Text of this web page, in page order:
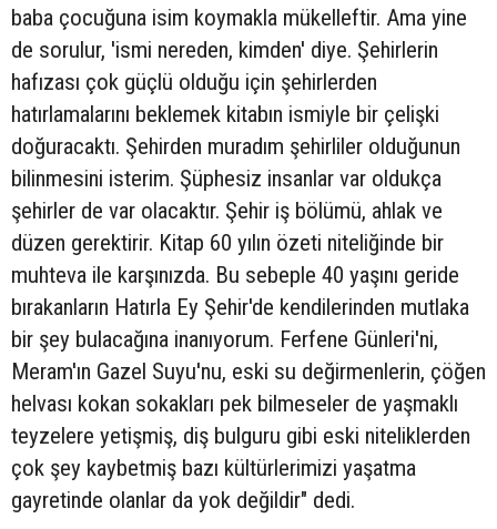
baba çocuğuna isim koymakla mükelleftir. Ama yine
de sorulur, 'ismi nereden, kimden' diye. Şehirlerin
hafızası çok güçlü olduğu için şehirlerden
hatırlamalarını beklemek kitabın ismiyle bir çelişki
doğuracaktı. Şehirden muradım şehirliler olduğunun
bilinmesini isterim. Şüphesiz insanlar var oldukça
şehirler de var olacaktır. Şehir iş bölümü, ahlak ve
düzen gerektirir. Kitap 60 yılın özeti niteliğinde bir
muhteva ile karşınızda. Bu sebeple 40 yaşını geride
bırakanların Hatırla Ey Şehir'de kendilerinden mutlaka
bir şey bulacağına inanıyorum. Ferfene Günleri'ni,
Meram'ın Gazel Suyu'nu, eski su değirmenlerin, çöğen
helvası kokan sokakları pek bilmeseler de yaşmaklı
teyzelere yetişmiş, diş bulguru gibi eski niteliklerden
çok şey kaybetmiş bazı kültürlerimizi yaşatma
gayretinde olanlar da yok değildir" dedi.